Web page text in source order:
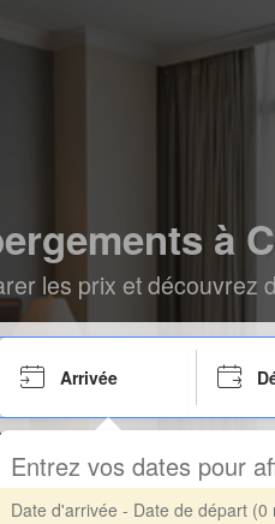
à
les prix et découvrez
Arrivée
Entrez vos dates pour
Date d'arrivée - Date de départ (0